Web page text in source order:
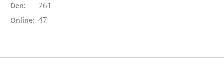
Online: 47
Den: 761